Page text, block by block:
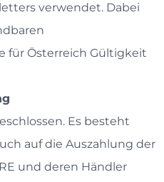
verwendet. Dabei
für Österreich Gültigkeit
Es besteht
auf die Auszahlung der
und deren Händler